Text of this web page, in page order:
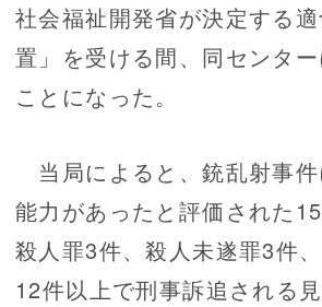
社会福祉開発省が決定する
置」を受ける間、同センタ
ことになった。
当局によると、銃乱射事
能力があったと評価された15
殺人罪3件、殺人未遂罪3件
12件以上で刑事訴追される見